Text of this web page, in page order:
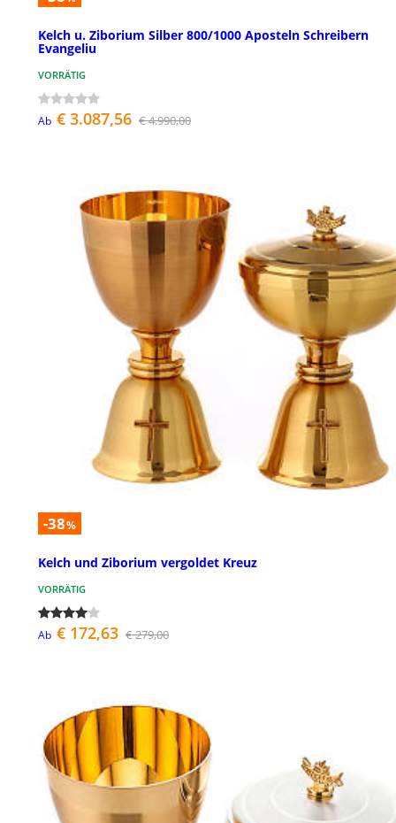
Kelch u. Ziborium Silber 800/1000 Aposteln Schreibern
Evangeliu
VORRÄTIG
Ab € 3.087,56 € 4.990,00
-38%
Kelch und Ziborium vergoldet Kreuz
VORRÄTIG
Ab € 172,63 € 279,00